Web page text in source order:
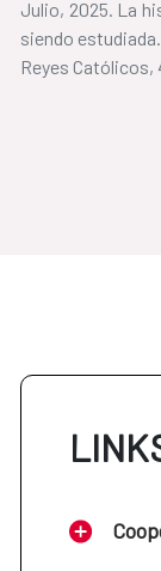
Julio, 2025. La
siendo
Reyes Católicos,